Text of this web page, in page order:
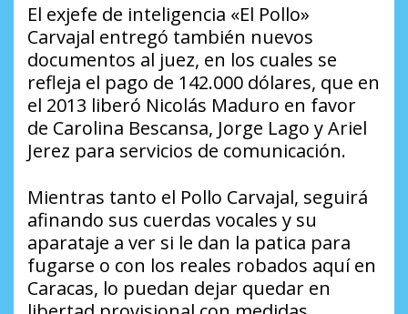
El exjefe de inteligencia «El Pollo»
Carvajal entregó también nuevos
documentos al juez, en los cuales se
refleja el pago de 142.000 dólares, que en
el 2013 liberó Nicolás Maduro en favor
de Carolina Bescansa, Jorge Lago y Ariel
Jerez para servicios de comunicación.
Mientras tanto el Pollo Carvajal, seguirá
afinando sus cuerdas vocales y su
aparataje a ver si le dan la patica para
fugarse o con los reales robados aquí en
Caracas, lo puedan dejar quedar en